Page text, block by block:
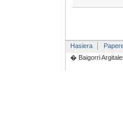
Hasiera
� Baigorri